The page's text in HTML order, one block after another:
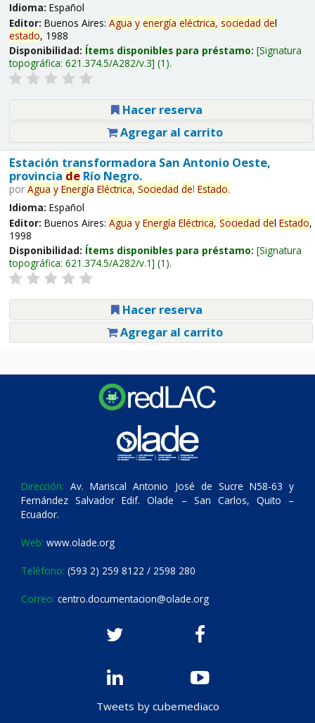
Idioma: Español
Editor: Buenos Aires: Agua y energía eléctrica, sociedad del
estado, 1988
Disponibilidad: Ítems disponibles para préstamo: Signatura
topográfica: 621.374.5/A282/v.3 (1).
Hacer reserva
Agregar al carrito
Estación transformadora San Antonio Oeste,
provincia deRío Negro.
por Agua y Energía Eléctrica, Sociedad del Estado.
Idioma: Español
Editor: Buenos Aires: Agua y Energía Eléctrica, Sociedad del Estado,
1998
Disponibilidad: Ítems disponibles para préstamo: Signatura
topográfica: 621.374.5/A282/v.1 (1).
Hacer reserva
Agregar al carrito
Dirección: Av. Mariscal Antonio José de Sucre N58-63 y
Fernández Salvador Edif. Olade – San Carlos, Quito –
Ecuador.
Web: www.olade.org
Teléfono: (593 2) 259 8122 / 2598 280
Correo: centro.documentacion@olade.org
Tweets by cubemediaco